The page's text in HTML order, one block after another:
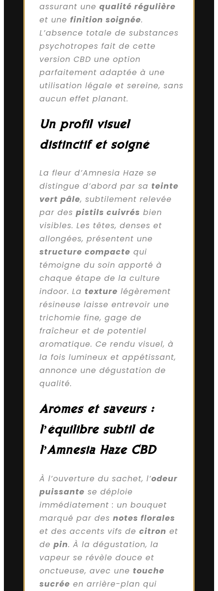
assurant une qualité régulière
et une finition soignée.
L’absence totale de substances
psychotropes fait de cette
version CBD une option
parfaitement adaptée à une
utilisation légale et sereine, sans
aucun effet planant.
Un profil visuel
distinctif et soigné
La fleur d’Amnesia Haze se
distingue d’abord par sa teinte
vert pâle, subtilement relevée
par des pistils cuivrés bien
visibles. Les têtes, denses et
allongées, présentent une
structure compacte qui
témoigne du soin apporté à
chaque étape de la culture
indoor. La texture légèrement
résineuse laisse entrevoir une
trichomie fine, gage de
fraîcheur et de potentiel
aromatique. Ce rendu visuel, à
la fois lumineux et appétissant,
annonce une dégustation de
qualité.
Arômes et saveurs :
l’équilibre subtil de
l’Amnesia Haze CBD
À l’ouverture du sachet, l’odeur
puissante se déploie
immédiatement : un bouquet
marqué par des notes florales
et des accents vifs de citron et
de pin. À la dégustation, la
vapeur se révèle douce et
onctueuse, avec une touche
sucrée en arrière-plan qui